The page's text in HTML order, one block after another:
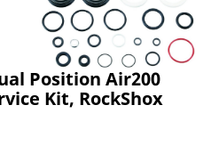
Position Air200
Kit, RockShox